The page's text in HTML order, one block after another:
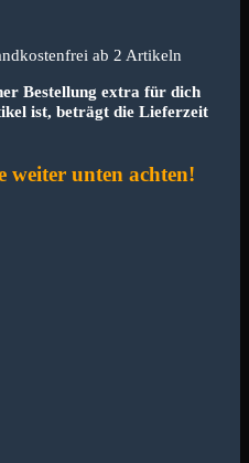
ab 2 Artikeln
Bestellung extra für dich
ist, beträgt die Lieferzeit
weiter unten achten!